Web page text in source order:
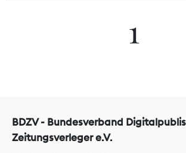
1
BDZV - Bundesverband
Zeitungsverleger e.V.